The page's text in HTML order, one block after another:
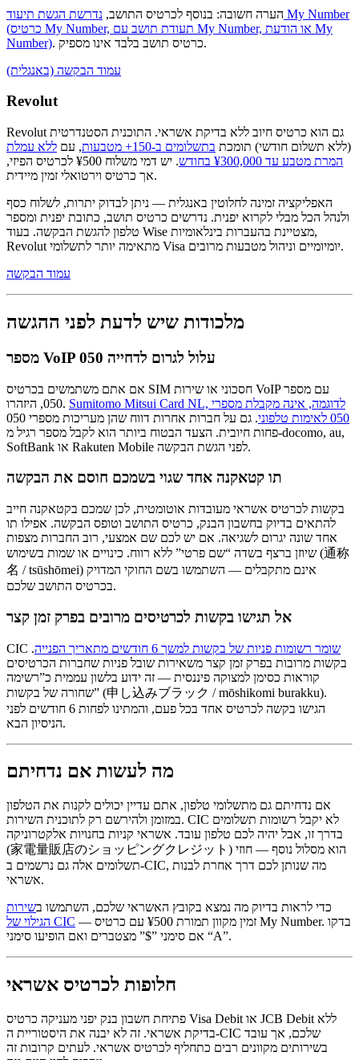
הערה חשובה: בנוסף לכרטיס התושב, נדרשת הגשת תיעוד My Number
(כרטיס My Number, תעודת תושב עם My Number, או הודעת My
Number)
. כרטיס תושב בלבד אינו מספיק.
עמוד הבקשה (באנגלית)
Revolut
Revolut גם הוא כרטיס חיוב ללא בדיקת אשראי. התוכנית הסטנדרטית
(ללא תשלום חודשי) תומכת בתשלומים ב-150+ מטבעות , עם ללא עמלת
המרת מטבע עד ¥300,000 בחודש
. יש דמי משלוח ¥500 לכרטיס הפיזי,
אך כרטיס וירטואלי זמין מיידית.
האפליקציה זמינה לחלוטין באנגלית — ניתן לבדוק יתרות, לשלוח כסף
ולנהל הכל מבלי לקרוא יפנית. נדרשים כרטיס תושב, כתובת יפנית ומספר
טלפון להגשת הבקשה. בעוד Wise מצטיינת בהעברות בינלאומיות,
Revolut מתאימה יותר לתשלומי Visa יומיומיים וניהול מטבעות מרובים.
עמוד הבקשה
מלכודות שיש לדעת לפני ההגשה
מספר VoIP 050 עלול לגרום לדחייה
אם אתם משתמשים בכרטיס SIM חסכוני או שירות VoIP עם מספר
050, היזהרו. Sumitomo Mitsui Card NL, לדוגמה, אינה מקבלת מספרי
050 לאימות טלפוני
. גם על חברות אחרות דווח שהן מעריכות מספרי 050
פחות חיובית. הצעד הבטוח ביותר הוא לקבל מספר רגיל מ-docomo, au,
SoftBank או Rakuten Mobile לפני הגשת הבקשה.
תו קטאקנה אחד שגוי בשמכם חוסם את הבקשה
בקשות לכרטיס אשראי מעובדות אוטומטית, לכן שמכם בקטאקנה חייב
להתאים בדיוק בחשבון הבנק, כרטיס התושב וטופס הבקשה. אפילו תו
אחד שונה יגרום לשגיאה. אם יש לכם שם אמצעי, רוב החברות מצפות
שיוזן ברצף בשדה “שם פרטי” ללא רווח. כינויים או שמות בשימוש (通称
名 / tsūshōmei) אינם מתקבלים — השתמשו בשם החוקי המדויק
בכרטיס התושב שלכם.
אל תגישו בקשות לכרטיסים מרובים בפרק זמן קצר
CIC שומר רשומות פניות של בקשות למשך 6 חודשים מתאריך הפנייה
.
בקשות מרובות בפרק זמן קצר משאירות שובל פניות שחברות הכרטיסים
קוראות כסימן למצוקה פיננסית — זה ידוע בלשון עממית כ”רשימה
שחורה של בקשות” (申し込みブラック / mōshikomi burakku).
הגישו בקשה לכרטיס אחד בכל פעם, והמתינו לפחות 6 חודשים לפני
הניסיון הבא.
מה לעשות אם נדחיתם
אם נדחיתם גם מתשלומי טלפון, אתם עדיין יכולים לקנות את הטלפון
במזומן ולהירשם רק לתוכנית השירות. CIC לא יקבל רשומות תשלומים
בדרך זו, אבל יהיה לכם טלפון עובד. אשראי קניות בחנויות אלקטרוניקה
(家電量販店のショッピングクレジット) הוא מסלול נוסף — חוזי
תשלומים אלה גם נרשמים ב-CIC, מה שנותן לכם דרך אחרת לבנות
אשראי.
כדי לראות בדיוק מה נמצא בקובץ האשראי שלכם, השתמשו בשירות
הגילוי של CIC — זמין מקוון תמורת ¥500 עם כרטיס My Number. בדקו
אם סימני ”$” מצטברים ואם הופיעו סימני “A”.
חלופות לכרטיס אשראי
פתיחת חשבון בנק יפני מעניקה כרטיס Visa Debit או JCB Debit ללא
בדיקת אשראי. זה לא יבנה את היסטוריית ה-CIC שלכם, אך עובד
בשירותים מקוונים רבים כתחליף לכרטיס אשראי. לעתים קרובות זה